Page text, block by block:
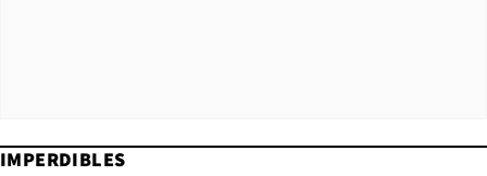
IMPERDIBLES